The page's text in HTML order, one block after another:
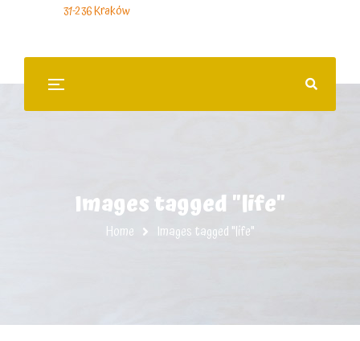
31-236 Kraków
Images tagged "life"
Home Images tagged "life"